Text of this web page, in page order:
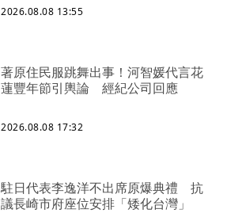
2026.08.08 13:55
著原住民服跳舞出事！河智媛代言花
蓮豐年節引輿論 經紀公司回應
2026.08.08 17:32
駐日代表李逸洋不出席原爆典禮 抗
議長崎市府座位安排「矮化台灣」